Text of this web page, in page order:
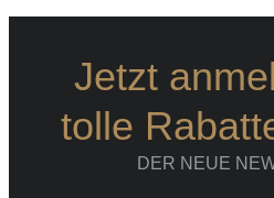
Jetzt
tolle
DER NEUE